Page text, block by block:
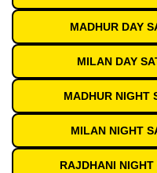
MADHUR DAY
MILAN DAY
MADHUR NIGHT
MILAN NIGHT
RAJDHANI